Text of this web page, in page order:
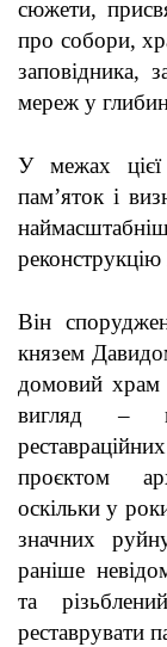
сюжети,
про собори,
заповідника,
мереж у
У межах
пам’яток і
реконструкцію
Він
князем
домовий храм
вигляд – це
проєктом
оскільки у
значних
раніше
та
реставрувати